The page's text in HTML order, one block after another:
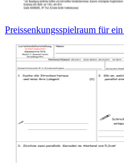
Preissenkungsspielraum für